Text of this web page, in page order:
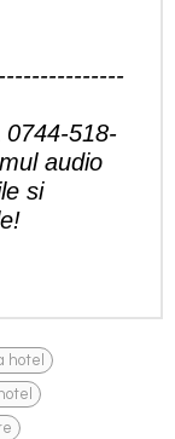
0744-518-
audio
si
hotel ,
,